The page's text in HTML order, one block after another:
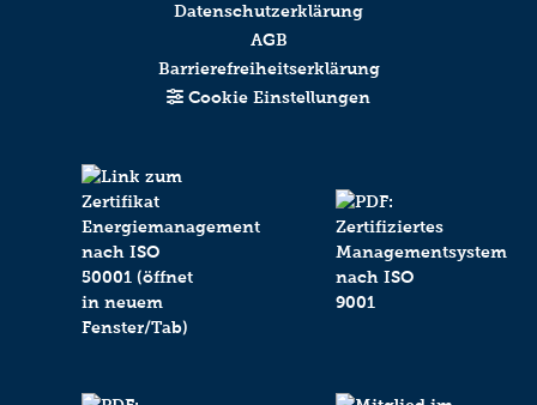
Datenschutzerklärung
AGB
Barrierefreiheitserklärung
Cookie Einstellungen